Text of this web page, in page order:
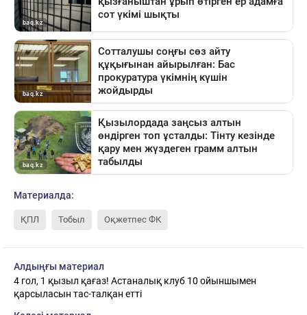
Материалда:
ҚПЛ Тобыл Оқжетпес ФК
Алдыңғы материал
4 гол, 1 қызыл қағаз! Астаналық клуб 10 ойыншымен
қарсыласын тас-талқан етті